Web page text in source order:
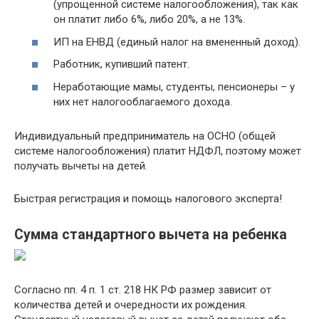
(упрощенной системе налогообложения), так как
он платит либо 6%, либо 20%, а не 13%.
ИП на ЕНВД (единый налог на вмененный доход).
Работник, купивший патент.
Неработающие мамы, студенты, пенсионеры – у
них нет налогооблагаемого дохода.
Индивидуальный предприниматель на ОСНО (общей
системе налогообложения) платит НДФЛ, поэтому может
получать вычеты на детей.
Быстрая регистрация и помощь налогового эксперта!
Сумма стандартного вычета на ребенка
Согласно пп. 4 п. 1 ст. 218 НК РФ размер зависит от
количества детей и очередности их рождения.